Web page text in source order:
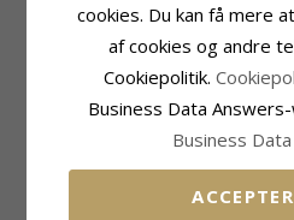
Produktinformation
Vielsesring
Ædelmetal:Guld
Overflade:Blank
MEST SOLGTE I
cookies. Du kan få mere
af cookies og andre
Cookiepolitik.
Business Data
Business